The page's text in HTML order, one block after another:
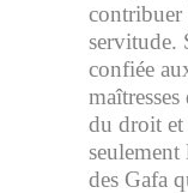
contri­buer
ser­vi­tude.
confiée
du droit et
des Gafa